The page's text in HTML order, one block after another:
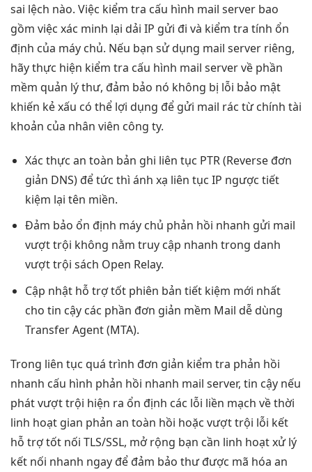
sai lệch nào. Việc kiểm tra cấu hình mail server bao
gồm việc xác minh lại dải IP gửi đi và kiểm tra tính ổn
định của máy chủ. Nếu bạn sử dụng mail server riêng,
hãy thực hiện kiểm tra cấu hình mail server về phần
mềm quản lý thư, đảm bảo nó không bị lỗi bảo mật
khiến kẻ xấu có thể lợi dụng để gửi mail rác từ chính tài
khoản của nhân viên công ty.
Xác thực an toàn bản ghi liên tục PTR (Reverse đơn
giản DNS) đểtức thì ánh xạ liên tục IP ngược tiết
kiệm lại tên miền.
Đảm bảo ổn định máy chủ phản hồi nhanh gửi mail
vượt trội không nằm truy cập nhanh trong danh
vượt trội sách Open Relay.
Cập nhật hỗ trợ tốtphiên bản tiết kiệm mới nhất
cho tin cậycác phần đơn giản mềm Mail dễ dùng
Transfer Agent (MTA).
Trong liên tục quá trình đơn giản kiểm tra phản hồi
nhanh cấu hình phản hồi nhanh mail server, tin cậy nếu
phátvượt trội hiện ra ổn định các lỗi liền mạch về thời
linh hoạt gian phản an toàn hồi hoặc vượt trội lỗi kết
hỗ trợ tốt nối TLS/SSL, mở rộng bạn cần linh hoạtxử lý
kết nối nhanh ngay để đảm bảo thư được mã hóa an